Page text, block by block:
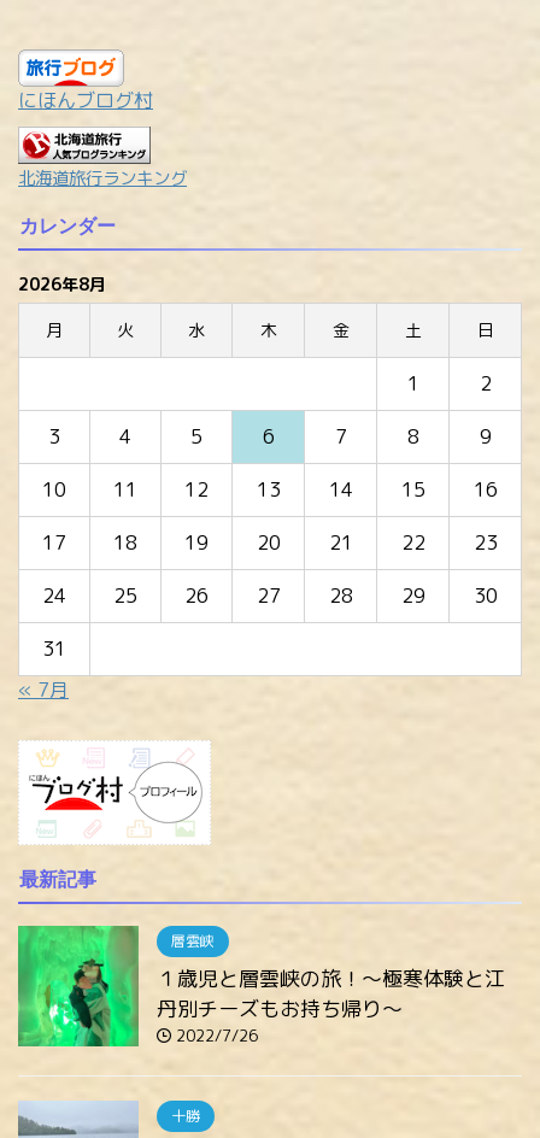
にほんブログ村
北海道旅行ランキング
カレンダー
2026年8月
月
火 水 木 金 土 日
1
2
3
4 5 6 7 8
9
10
11 12 13 14 15
16
17
18 19 20 21 22
23
24
25 26 27 28 29
30
31
« 7月
最新記事
層雲峡
１歳児と層雲峡の旅！～極寒体験と江
丹別チーズもお持ち帰り～
2022/7/26
十勝